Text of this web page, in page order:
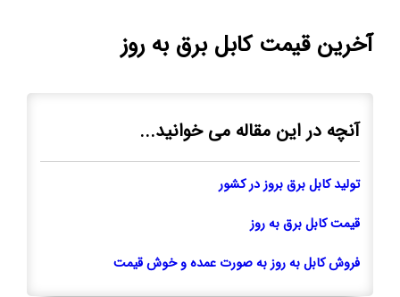
آخرین قیمت کابل برق به روز
آنچه در این مقاله می خوانید...
تولید کابل برق بروز در کشور
قیمت کابل برق به روز
فروش کابل به روز به صورت عمده و خوش قیمت